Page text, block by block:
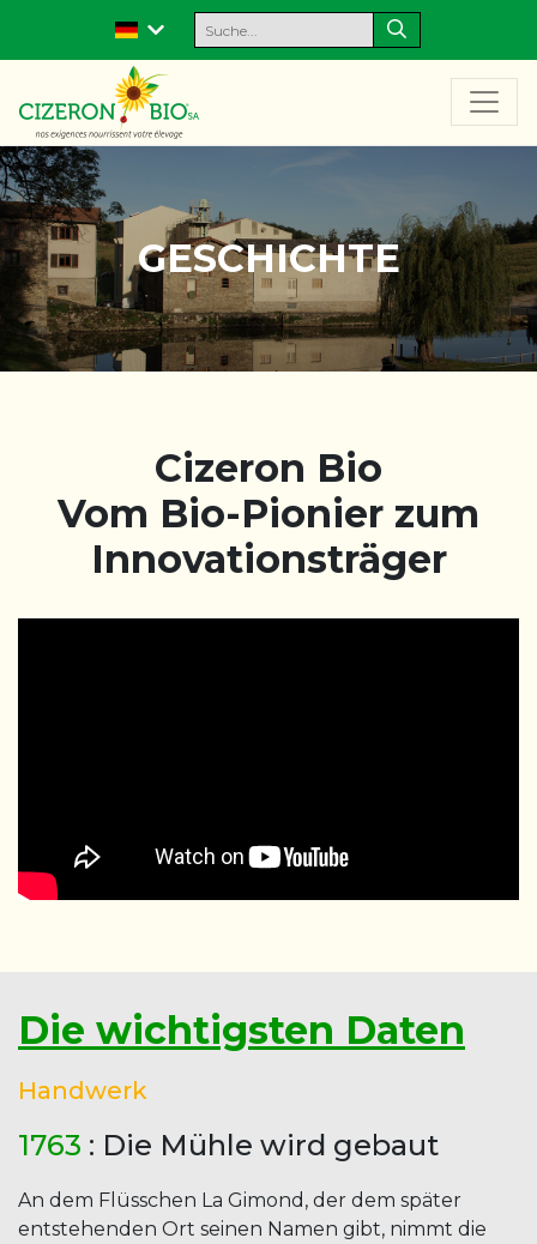
GESCHICHTE
Cizeron Bio
Vom Bio-Pionier zum
Innovationsträger
Die wichtigsten Daten
Handwerk
1763 : Die Mühle wird gebaut
An dem Flüsschen La Gimond, der dem später
entstehenden Ort seinen Namen gibt, nimmt die